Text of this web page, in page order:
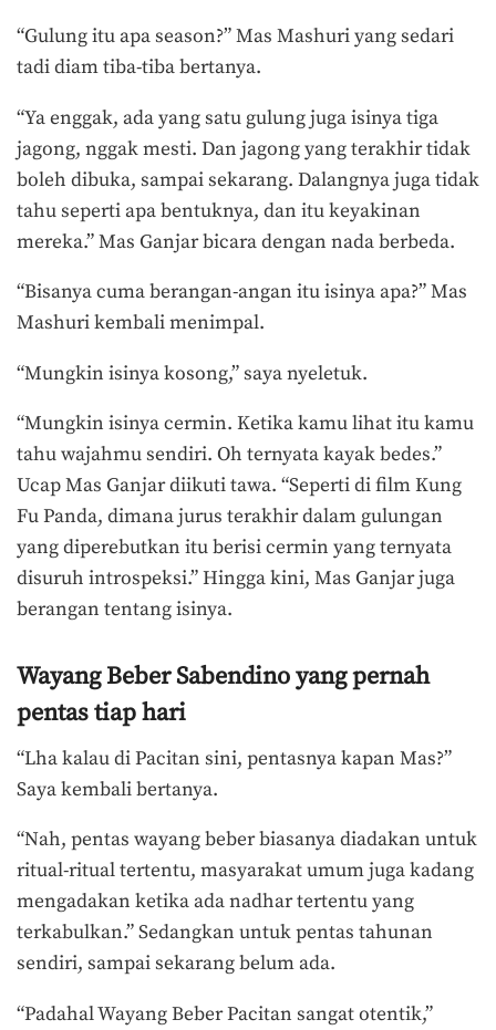
“Gulung itu apa season?” Mas Mashuri yang sedari
tadi diam tiba-tiba bertanya.
“Ya enggak, ada yang satu gulung juga isinya tiga
jagong, nggak mesti. Dan jagong yang terakhir tidak
boleh dibuka, sampai sekarang. Dalangnya juga tidak
tahu seperti apa bentuknya, dan itu keyakinan
mereka.” Mas Ganjar bicara dengan nada berbeda.
“Bisanya cuma berangan-angan itu isinya apa?” Mas
Mashuri kembali menimpal.
“Mungkin isinya kosong,” saya nyeletuk.
“Mungkin isinya cermin. Ketika kamu lihat itu kamu
tahu wajahmu sendiri. Oh ternyata kayak bedes.”
Ucap Mas Ganjar diikuti tawa. “Seperti di film Kung
Fu Panda, dimana jurus terakhir dalam gulungan
yang diperebutkan itu berisi cermin yang ternyata
disuruh introspeksi.” Hingga kini, Mas Ganjar juga
berangan tentang isinya.
Wayang Beber Sabendino yang pernah
pentas tiap hari
“Lha kalau di Pacitan sini, pentasnya kapan Mas?”
Saya kembali bertanya.
“Nah, pentas wayang beber biasanya diadakan untuk
ritual-ritual tertentu, masyarakat umum juga kadang
mengadakan ketika ada nadhar tertentu yang
terkabulkan.” Sedangkan untuk pentas tahunan
sendiri, sampai sekarang belum ada.
“Padahal Wayang Beber Pacitan sangat otentik,”